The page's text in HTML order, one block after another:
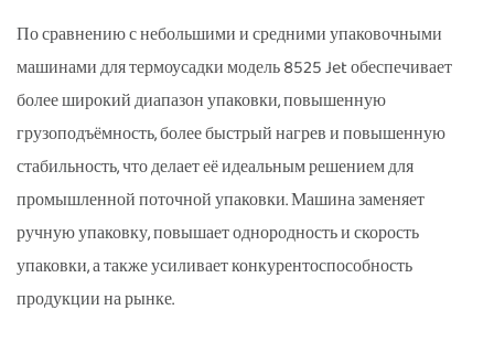
По сравнению с небольшими и средними упаковочными
машинами для термоусадки модель 8525 Jet обеспечивает
более широкий диапазон упаковки, повышенную
грузоподъёмность, более быстрый нагрев и повышенную
стабильность, что делает её идеальным решением для
промышленной поточной упаковки. Машина заменяет
ручную упаковку, повышает однородность и скорость
упаковки, а также усиливает конкурентоспособность
продукции на рынке.